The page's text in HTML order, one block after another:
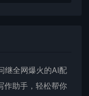
继全网爆火的AI配
作助手，轻松帮你